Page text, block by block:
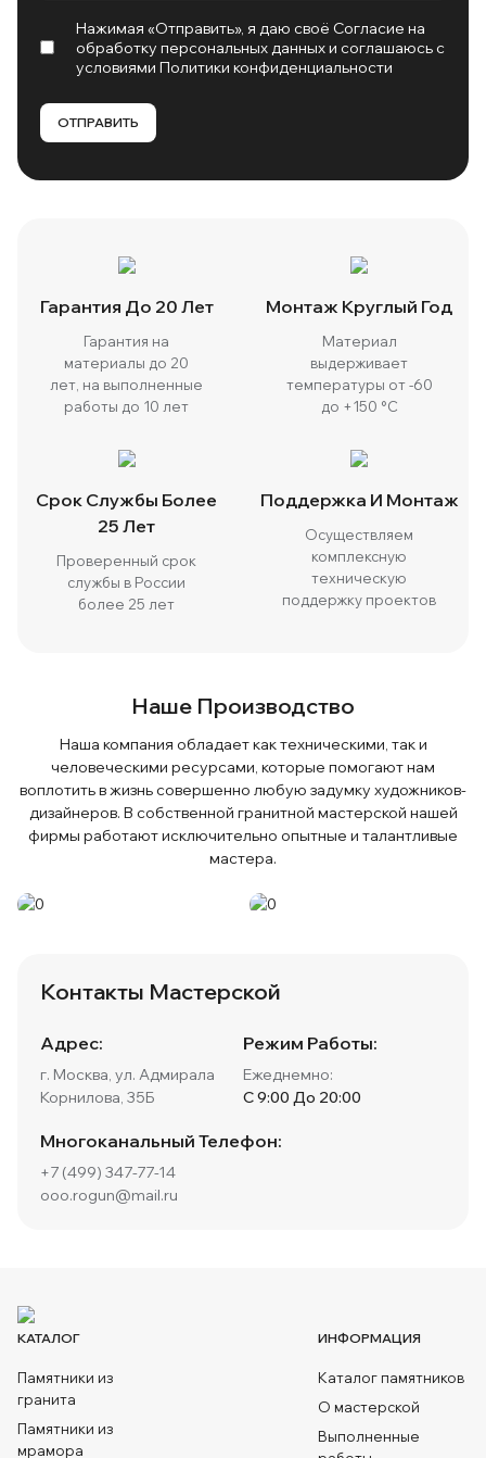
Нажимая «Отправить», я даю своё Согласие на
обработку персональных данныхи соглашаюсь с
условиями Политики конфиденциальности
ОТПРАВИТЬ
Гарантия До 20 Лет
Гарантия на
материалы до 20
лет, на выполненные
работы до 10 лет
Монтаж Круглый Год
Материал
выдерживает
температуры от -60
до +150 °C
Срок Службы Более
25 Лет
Проверенный срок
службы в России
более 25 лет
Поддержка И Монтаж
Осуществляем
комплексную
техническую
поддержку проектов
Наше Производство
Наша компания обладает как техническими, так и
человеческими ресурсами, которые помогают нам
воплотить в жизнь совершенно любую задумку художников-
дизайнеров. В собственной гранитной мастерской нашей
фирмы работают исключительно опытные и талантливые
мастера.
Контакты Мастерской
Адрес:
г. Москва, ул. Адмирала
Корнилова, 35Б
Режим Работы:
Ежеднемно:
С 9:00 До 20:00
Многоканальный Телефон:
+7 (499) 347-77-14
ooo.rogun@mail.ru
КАТАЛОГ
Памятники из
гранита
Памятники из
мрамора
ИНФОРМАЦИЯ
Каталог памятников
О мастерской
Выполненные